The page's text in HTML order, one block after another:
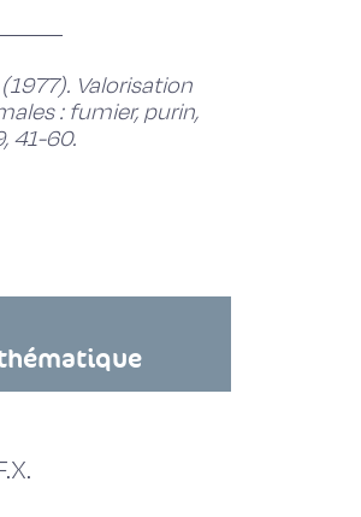
(1977). Valorisation
: fumier, purin,
41-60.